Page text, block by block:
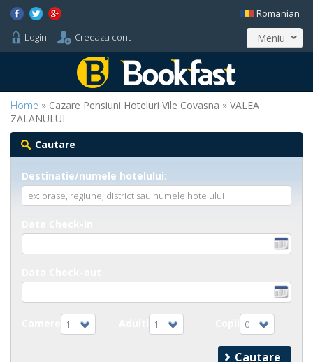
Login Creeaza cont
Romanian
Meniu
Home » Cazare Pensiuni Hoteluri Vile Covasna » VALEA
ZALANULUI
Cautare
Destinatie/numele hotelului:
1 1 0